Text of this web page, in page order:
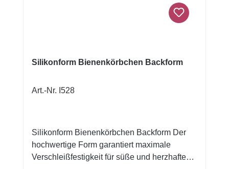
Silikonform Bienenkörbchen Backform
Art.-Nr. I528
Silikonform Bienenkörbchen Backform Der
hochwertige Form garantiert maximale
Verschleißfestigkeit für süße und herzhafte